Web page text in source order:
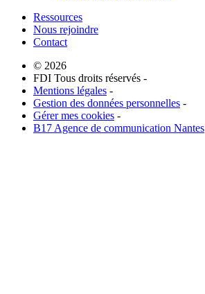
Ressources
Nous rejoindre
Contact
© 2026
FDI Tous droits réservés -
Mentions légales -
Gestion des données personnelles -
Gérer mes cookies -
B17 Agence de communication Nantes